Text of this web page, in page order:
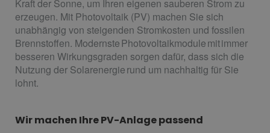
Kraft der Sonne, um Ihren eigenen sauberen Strom zu
erzeugen. Mit Photovoltaik (PV) machen Sie sich
unabhängig von steigenden Stromkosten und fossilen
Brennstoffen. Modernste Photovoltaikmodule mit immer
besseren Wirkungsgraden sorgen dafür, dass sich die
Nutzung der Solarenergie rund um nachhaltig für Sie
lohnt.
Wir machen Ihre PV-Anlage passend